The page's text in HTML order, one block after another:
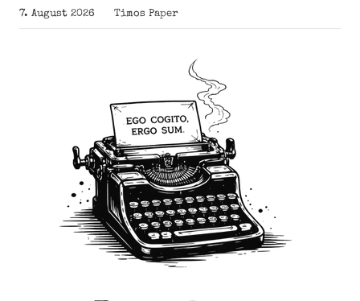
Zum
Inhalt
7. August 2026 Timos Paper